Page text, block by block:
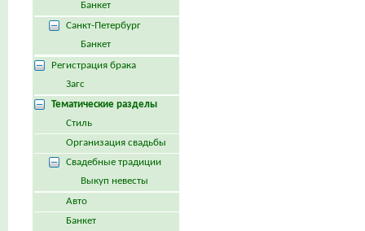
Банкет
Санкт-Петербург
Банкет
Регистрация брака
Загс
Тематические разделы
Стиль
Организация свадьбы
Свадебные традиции
Выкуп невесты
Авто
Банкет